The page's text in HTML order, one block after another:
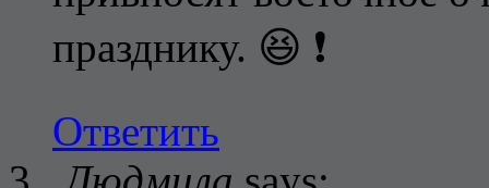
празднику. 😆 ❗
Ответить